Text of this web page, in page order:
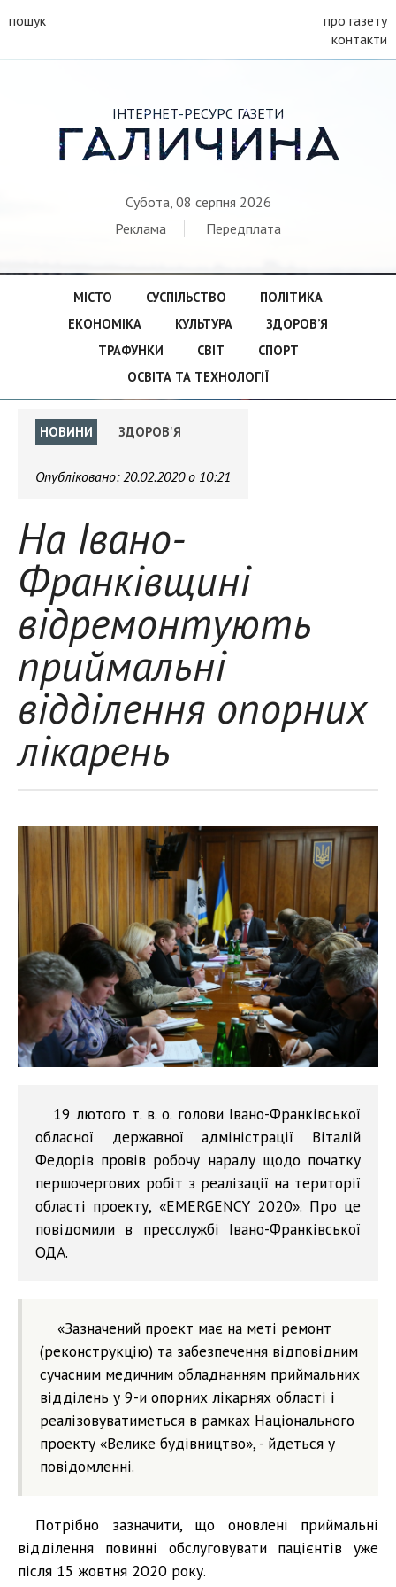
пошук
про газету
контакти
ІНТЕРНЕТ-РЕСУРС ГАЗЕТИ
ГАЛИЧИНА
Субота, 08 серпня 2026
Реклама
Передплата
МІСТО СУСПІЛЬСТВО
ПОЛІТИКА
ЕКОНОМІКА
КУЛЬТУРА
ЗДОРОВ’Я
ТРАФУНКИ
СВІТ
СПОРТ
ОСВІТА ТА ТЕХНОЛОГІЇ
НОВИНИ ЗДОРОВ'Я
Опубліковано:20.02.2020 о 10:21
На Івано-
Франківщині
відремонтують
приймальні
відділення опорних
лікарень
19 лютого т. в. о. голови Івано-Франківської
обласної державної адміністрації Віталій
Федорів провів робочу нараду щодо початку
першочергових робіт з реалізації на території
області проекту, «EMERGENCY 2020». Про це
повідомили в пресслужбі Івано-Франківської
ОДА.
«Зазначений проект має на меті ремонт
(реконструкцію) та забезпечення відповідним
сучасним медичним обладнанням приймальних
відділень у 9-и опорних лікарнях області і
реалізовуватиметься в рамках Національного
проекту «Велике будівництво», - йдеться у
повідомленні.
Потрібно зазначити, що оновлені приймальні
відділення повинні обслуговувати пацієнтів уже
після 15 жовтня 2020 року.